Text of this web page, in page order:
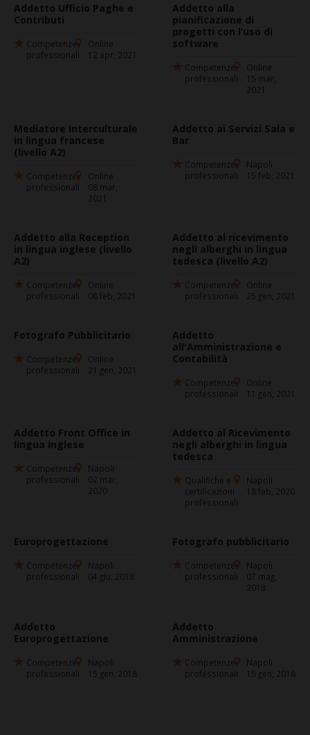
Addetto Ufficio Paghe e
Contributi
Competenze
professionali
Online
12 apr, 2021
Addetto alla
pianificazione di
progetti con l’uso di
software
Competenze
professionali
Online
15 mar,
2021
Mediatore Interculturale
in lingua francese
(livello A2)
Competenze
professionali
Online
08 mar,
2021
Addetto ai Servizi Sala e
Bar
Competenze
professionali
Napoli
15 feb, 2021
Addetto alla Reception
in lingua inglese (livello
A2)
Competenze
professionali
Online
08 feb, 2021
Addetto al ricevimento
negli alberghi in lingua
tedesca (livello A2)
Competenze
professionali
Online
25 gen, 2021
Fotografo Pubblicitario
Competenze
professionali
Online
21 gen, 2021
Addetto
all'Amministrazione e
Contabilità
Competenze
professionali
Online
11 gen, 2021
Addetto Front Office in
lingua inglese
Competenze
professionali
Napoli
02 mar,
2020
Addetto al Ricevimento
negli alberghi in lingua
tedesca
Qualifiche e
certificazioni
professionali
Napoli
18 feb, 2020
Europrogettazione
Competenze
professionali
Napoli
04 giu, 2018
Fotografo pubblicitario
Competenze
professionali
Napoli
07 mag,
2018
Addetto
Europrogettazione
Competenze
professionali
Napoli
15 gen, 2018
Addetto
Amministrazione
Competenze
professionali
Napoli
15 gen, 2018